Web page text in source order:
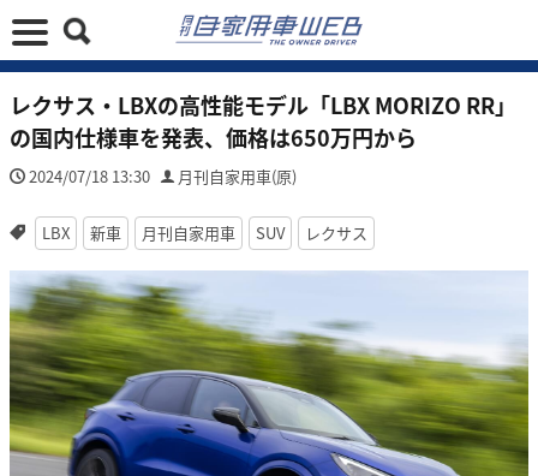
レクサス・LBXの高性能モデル「LBX MORIZO RR」
の国内仕様車を発表、価格は650万円から
2024/07/18 13:30 月刊自家用車(原)
LBX 新車 月刊自家用車 SUV レクサス